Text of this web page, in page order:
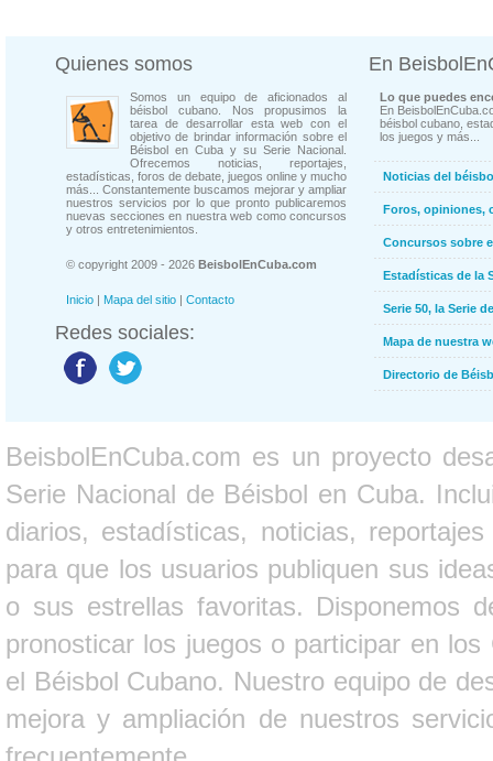
Quienes somos
Somos un equipo de aficionados al
béisbol cubano. Nos propusimos la
tarea de desarrollar esta web con el
objetivo de brindar información sobre el
Béisbol en Cuba y su Serie Nacional.
Ofrecemos noticias, reportajes,
estadísticas, foros de debate, juegos online y mucho
más... Constantemente buscamos mejorar y ampliar
nuestros servicios por lo que pronto publicaremos
nuevas secciones en nuestra web como concursos
y otros entretenimientos.
© copyright 2009 - 2026 BeisbolEnCuba.com
Inicio | Mapa del sitio | Contacto
Redes sociales:
En
Lo que puedes
En
béisbol cubano,
los juegos y más...
Noticias del
Foros, opiniones,
Concursos sobre
Estadísticas de la
Serie 50, la Serie
Mapa de nuestra
Directorio de
BeisbolEnCuba.com es un proyecto
Serie Nacional de Béisbol en Cuba.
diarios, estadísticas, noticias,
para que los usuarios publiquen sus
o sus estrellas favoritas. Disponemos
pronosticar los juegos o participar en
el Béisbol Cubano. Nuestro equipo de
mejora y ampliación de nuestros